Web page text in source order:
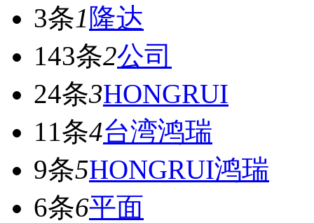
3条1 隆达
143条2公司
24条3HONGRUI
11条4台湾鸿瑞
9条5HONGRUI鸿瑞
6条6平面